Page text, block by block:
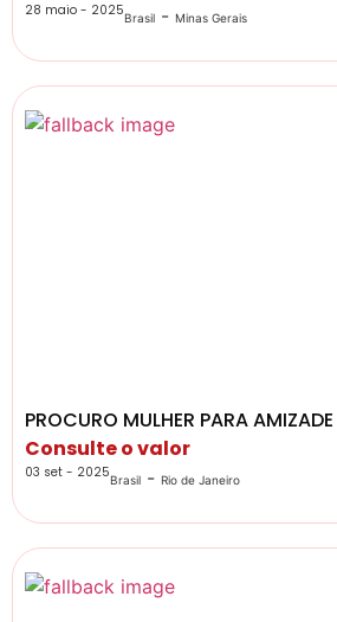
28 maio - 2025Brasil - Minas Gerais
PROCURO MULHER PARA AMIZADE
Consulte o valor
03 set - 2025Brasil - Rio de Janeiro